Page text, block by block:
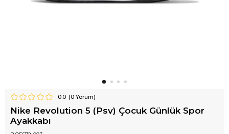
0.0 (0Yorum)
Nike Revolution 5 (Psv) Çocuk Günlük Spor
Ayakkabı